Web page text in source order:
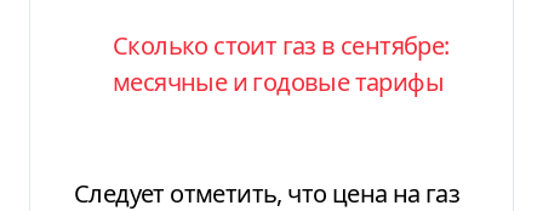
Сколько стоит газ в сентябре:
месячные и годовые тарифы
Следует отметить, что цена на газ